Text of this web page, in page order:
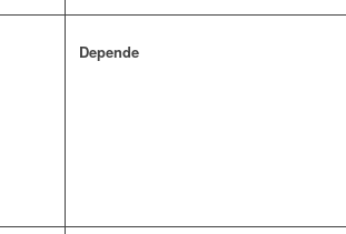
Depende